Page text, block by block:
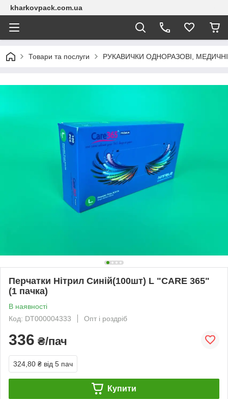
kharkovpack.com.ua
Товари та послуги РУКАВИЧКИ ОДНОРАЗОВІ,
Перчатки Нiтрил Синiй(100шт) L "CARE 365"
(1 пачка)
В наявності
Код: DT000004333
Опт і роздріб
336 ₴/пач
324,80 ₴ від 5 пач
Купити